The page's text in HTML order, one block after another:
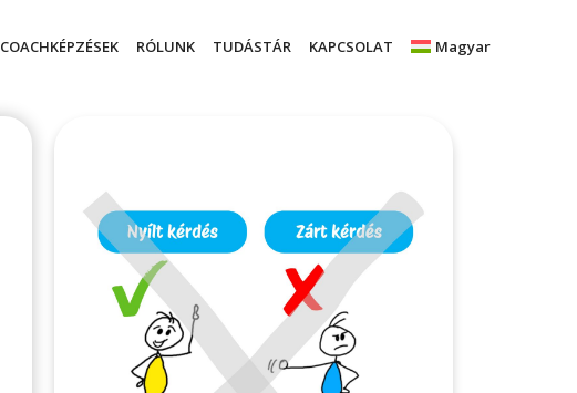
COACHKÉPZÉSEK RÓLUNK TUDÁSTÁR KAPCSOLAT Magyar